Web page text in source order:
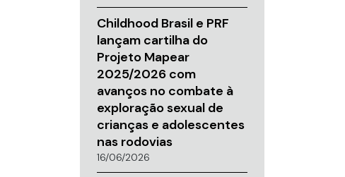
Childhood Brasil e PRF
lançam cartilha do
Projeto Mapear
2025/2026 com
avanços no combate à
exploração sexual de
crianças e adolescentes
nas rodovias
16/06/2026